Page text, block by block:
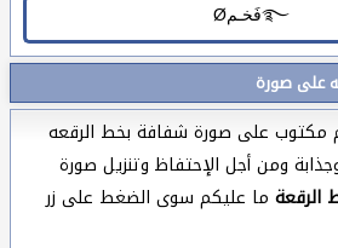
على صورة
على صورة شفافة بخط الرقعه
ومن أجل الإحتفاظ وتنزيل صورة
ما عليكم سوى الضغط على زر